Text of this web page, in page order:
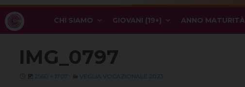
CHI SIAMO GIOVANI (19+) ANNO MATURITÀ
IMG_0797
2560 × 1707 VEGLIA VOCAZIONALE 2023